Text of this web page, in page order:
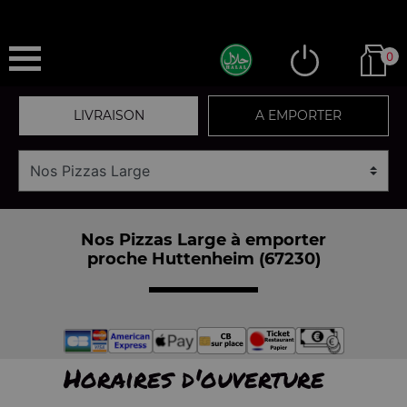
0
LIVRAISON A EMPORTER
Nos Pizzas Large à emporter
proche Huttenheim (67230)
Horaires d'ouverture